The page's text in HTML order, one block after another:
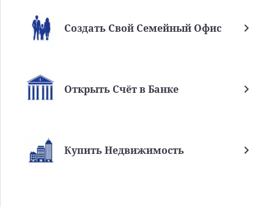
Создать Свой Семейный Офис
Открыть Счёт в Банке
Купить Недвижимость